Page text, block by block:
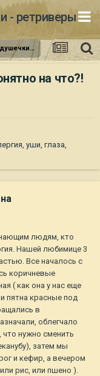
- ретриверы
Кожные заболевания, аллергия, уши, глаза, подушечки лап
на что?!
уши, глаза,
людям, кто
Нашей любимице 3
Все началось с
коричневые
( как она у нас еще
пятна красные под
в
облегчало
нужно сменить
затем мы
и кефир, а вечером
рис, или пшено ).